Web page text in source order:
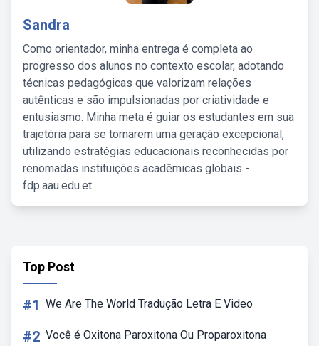
Sandra
Como orientador, minha entrega é completa ao
progresso dos alunos no contexto escolar, adotando
técnicas pedagógicas que valorizam relações
autênticas e são impulsionadas por criatividade e
entusiasmo. Minha meta é guiar os estudantes em sua
trajetória para se tornarem uma geração excepcional,
utilizando estratégias educacionais reconhecidas por
renomadas instituições acadêmicas globais -
fdp.aau.edu.et.
Top Post
#1 We Are The World Tradução Letra E Video
#2 Você é Oxitona Paroxitona Ou Proparoxitona